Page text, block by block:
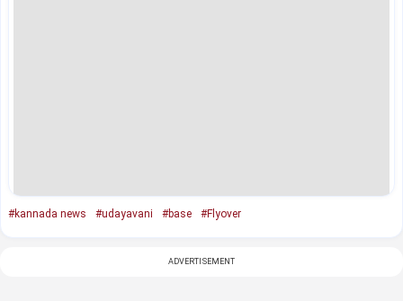
#kannada news #udayavani #base #Flyover
ADVERTISEMENT